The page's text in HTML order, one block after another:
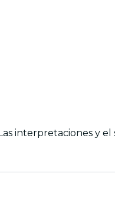
presentaccion y escenario de